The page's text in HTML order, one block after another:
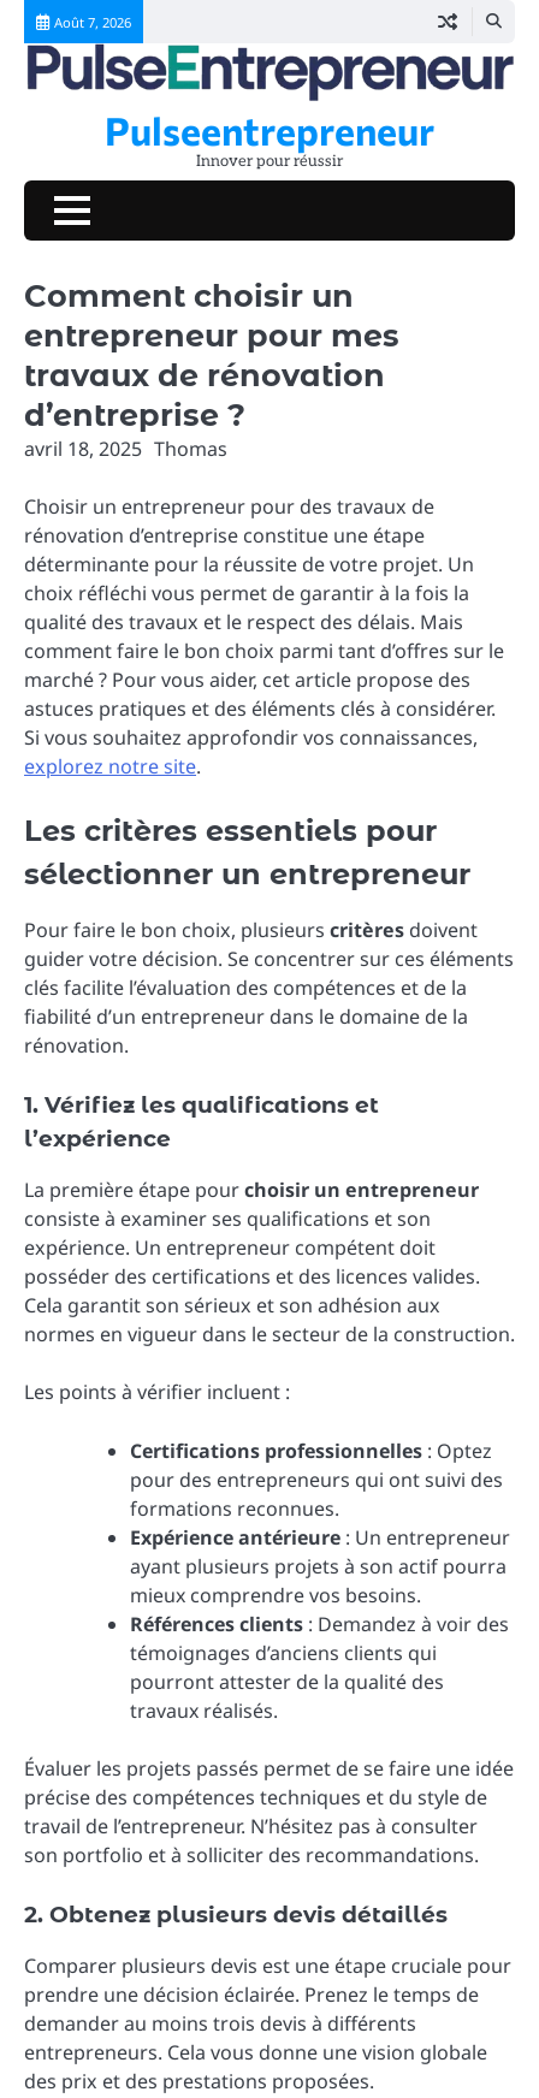
Skip
content
Août 7, 2026
Pulseentrepreneur
Innover pour réussir
Comment choisir un
entrepreneur pour mes
travaux de rénovation
d’entreprise ?
avril 18, 2025 Thomas
Choisir un entrepreneur pour des travaux de
rénovation d’entreprise constitue une étape
déterminante pour la réussite de votre projet. Un
choix réfléchi vous permet de garantir à la fois la
qualité des travaux et le respect des délais. Mais
comment faire le bon choix parmi tant d’offres sur le
marché ? Pour vous aider, cet article propose des
astuces pratiques et des éléments clés à considérer.
Si vous souhaitez approfondir vos connaissances,
explorez notre site.
Les critères essentiels pour
sélectionner un entrepreneur
Pour faire le bon choix, plusieurs critères doivent
guider votre décision. Se concentrer sur ces éléments
clés facilite l’évaluation des compétences et de la
fiabilité d’un entrepreneur dans le domaine de la
rénovation.
1. Vérifiez les qualifications et
l’expérience
La première étape pourchoisir un entrepreneur
consiste à examiner ses qualifications et son
expérience. Un entrepreneur compétent doit
posséder des certifications et des licences valides.
Cela garantit son sérieux et son adhésion aux
normes en vigueur dans le secteur de la construction.
Les points à vérifier incluent :
Certifications professionnelles : Optez
pour des entrepreneurs qui ont suivi des
formations reconnues.
Expérience antérieure : Un entrepreneur
ayant plusieurs projets à son actif pourra
mieux comprendre vos besoins.
Références clients : Demandez à voir des
témoignages d’anciens clients qui
pourront attester de la qualité des
travaux réalisés.
Évaluer les projets passés permet de se faire une idée
précise des compétences techniques et du style de
travail de l’entrepreneur. N’hésitez pas à consulter
son portfolio et à solliciter des recommandations.
2. Obtenez plusieurs devis détaillés
Comparer plusieurs devis est une étape cruciale pour
prendre une décision éclairée. Prenez le temps de
demander au moins trois devis à différents
entrepreneurs. Cela vous donne une vision globale
des prix et des prestations proposées.